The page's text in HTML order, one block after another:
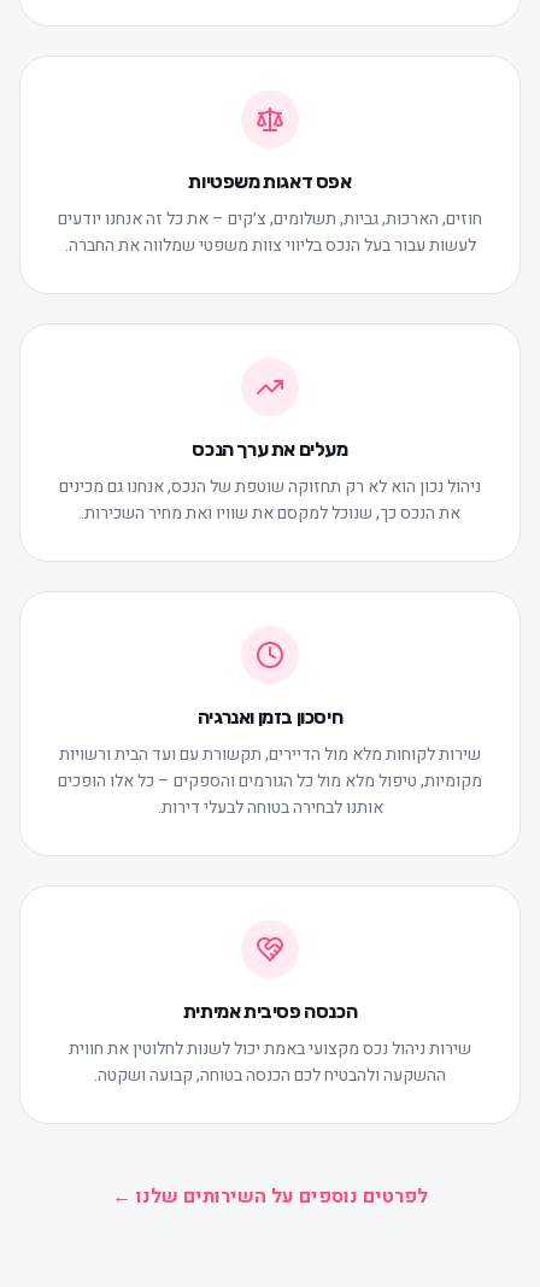
אפס דאגות משפטיות
חוזים, הארכות, גביות, תשלומים, צ׳קים – את כל זה אנחנו יודעים
לעשות עבור בעל הנכס בליווי צוות משפטי שמלווה את החברה.
מעלים את ערך הנכס
ניהול נכון הוא לא רק תחזוקה שוטפת של הנכס, אנחנו גם מכינים
את הנכס כך, שנוכל למקסם את שוויו ואת מחיר השכירות.
חיסכון בזמן ואנרגיה
שירות לקוחות מלא מול הדיירים, תקשורת עם ועד הבית ורשויות
מקומיות, טיפול מלא מול כל הגורמים והספקים – כל אלו הופכים
אותנו לבחירה בטוחה לבעלי דירות.
הכנסה פסיבית אמיתית
שירות ניהול נכס מקצועי באמת יכול לשנות לחלוטין את חווית
ההשקעה ולהבטיח לכם הכנסה בטוחה, קבועה ושקטה.
לפרטים נוספים על השירותים שלנו ←